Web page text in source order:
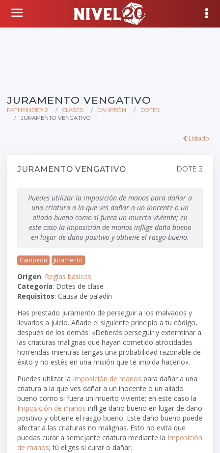
JURAMENTO VENGATIVO
PATHFINDER 2 CLASES CAMPEÓN
DOTES
JURAMENTO VENGATIVO
Listado
JURAMENTO VENGATIVO DOTE 2
Puedes utilizar la imposición de manos para dañar a
una criatura a la que ves dañar a un inocente o un
aliado bueno como si fuera un muerto viviente; en
este caso la imposición de manos inflige daño bueno
en lugar de daño positivo y obtiene el rasgo bueno.
Campeón Juramento
Origen: Reglas básicas
Categoría: Dotes de clase
Requisitos: Causa de paladín
Has prestado juramento de perseguir a los malvados y
llevarlos a juicio. Añade el siguiente principio a tu código,
después de los demás: «Deberás perseguir y exterminar a
las criaturas malignas que hayan cometido atrocidades
horrendas mientras tengas una probabilidad razonable de
éxito y no estés en una misión que te impida hacerlo».
Puedes utilizar la Imposición de manos para dañar a una
criatura a la que ves dañar a un inocente o un aliado
bueno como si fuera un muerto viviente; en este caso la
Imposición de manos inflige daño bueno en lugar de daño
positivo y obtiene el rasgo bueno. Este daño bueno puede
afectar a las criaturas no malignas. Esto no evita que
puedas curar a semejante criatura mediante la Imposición
de manos; tú eliges si curar o dañar.